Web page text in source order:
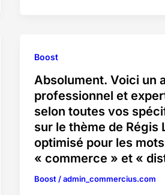
Boost
Absolument. Voici un
professionnel et
selon toutes vos
sur le thème de Régis
optimisé pour les
« commerce » et «
Boost /admin_commercius.com